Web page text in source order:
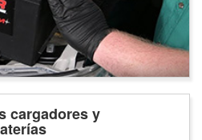
cargadores y